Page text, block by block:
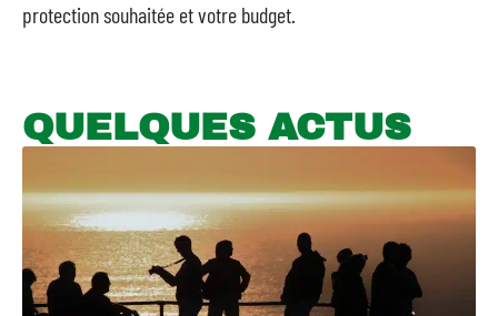
protection souhaitée et votre budget.
QUELQUES ACTUS